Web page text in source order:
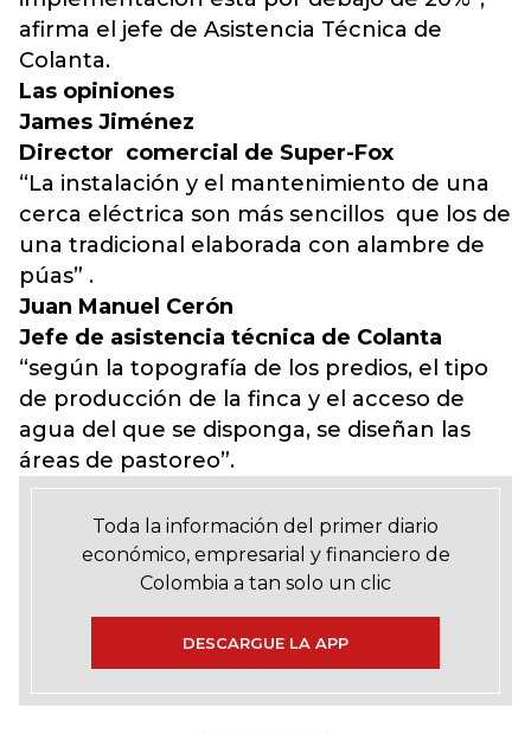
afirma el jefe de Asistencia Técnica de
Colanta.
Las opiniones
James Jiménez
Director comercial de Super-Fox
“La instalación y el mantenimiento de una
cerca eléctrica son más sencillos que los de
una tradicional elaborada con alambre de
púas” .
Juan Manuel Cerón
Jefe de asistencia técnica de Colanta
“según la topografía de los predios, el tipo
de producción de la finca y el acceso de
agua del que se disponga, se diseñan las
áreas de pastoreo”.
Toda la información del primer diario
económico, empresarial y financiero de
Colombia a tan solo un clic
DESCARGUE LA APP